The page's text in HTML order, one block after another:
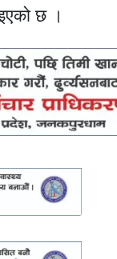
छ ।